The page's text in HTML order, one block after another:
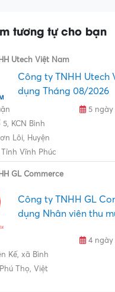
tương tự cho bạn
Utech Việt Nam
Công ty TNHH Utech
dụng Tháng 08/2026
5
KCN Bình
Lôi, Huyện
Vĩnh Phúc
GL Commerce
Công ty TNHH GL
dụng Nhân viên thu
4
Kế, xã Bình
Thọ, Việt